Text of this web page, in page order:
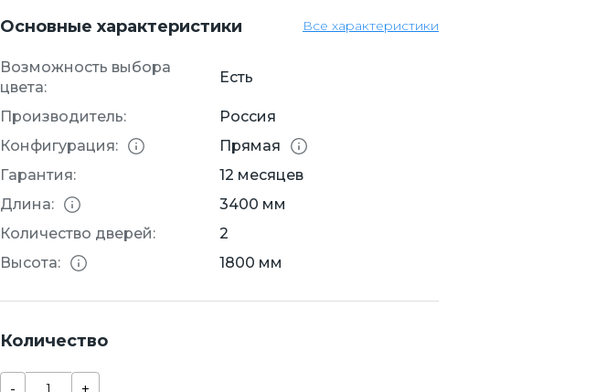
Основные характеристики Все характеристики
Возможность выбора
цвета:
Есть
Производитель:
Россия
Конфигурация:
Прямая
Гарантия:
12 месяцев
Длина:
3400 мм
Количество дверей:
2
Высота:
1800 мм
Количество
- +